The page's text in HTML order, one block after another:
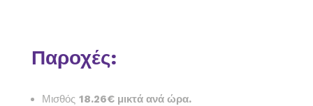
Παροχές:
Μισθός 18.26€ μικτά ανά ώρα.